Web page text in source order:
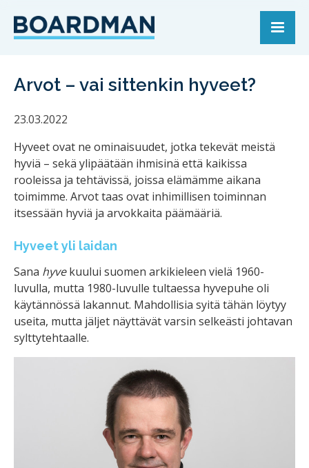
Arvot – vai sittenkin hyveet?
23.03.2022
Hyveet ovat ne ominaisuudet, jotka tekevät meistä
hyviä – sekä ylipäätään ihmisinä että kaikissa
rooleissa ja tehtävissä, joissa elämämme aikana
toimimme. Arvot taas ovat inhimillisen toiminnan
itsessään hyviä ja arvokkaita päämääriä.
Hyveet yli laidan
Sana hyvekuului suomen arkikieleen vielä 1960-
luvulla, mutta 1980-luvulle tultaessa hyvepuhe oli
käytännössä lakannut. Mahdollisia syitä tähän löytyy
useita, mutta jäljet näyttävät varsin selkeästi johtavan
sylttytehtaalle.